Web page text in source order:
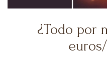
¿Todo por